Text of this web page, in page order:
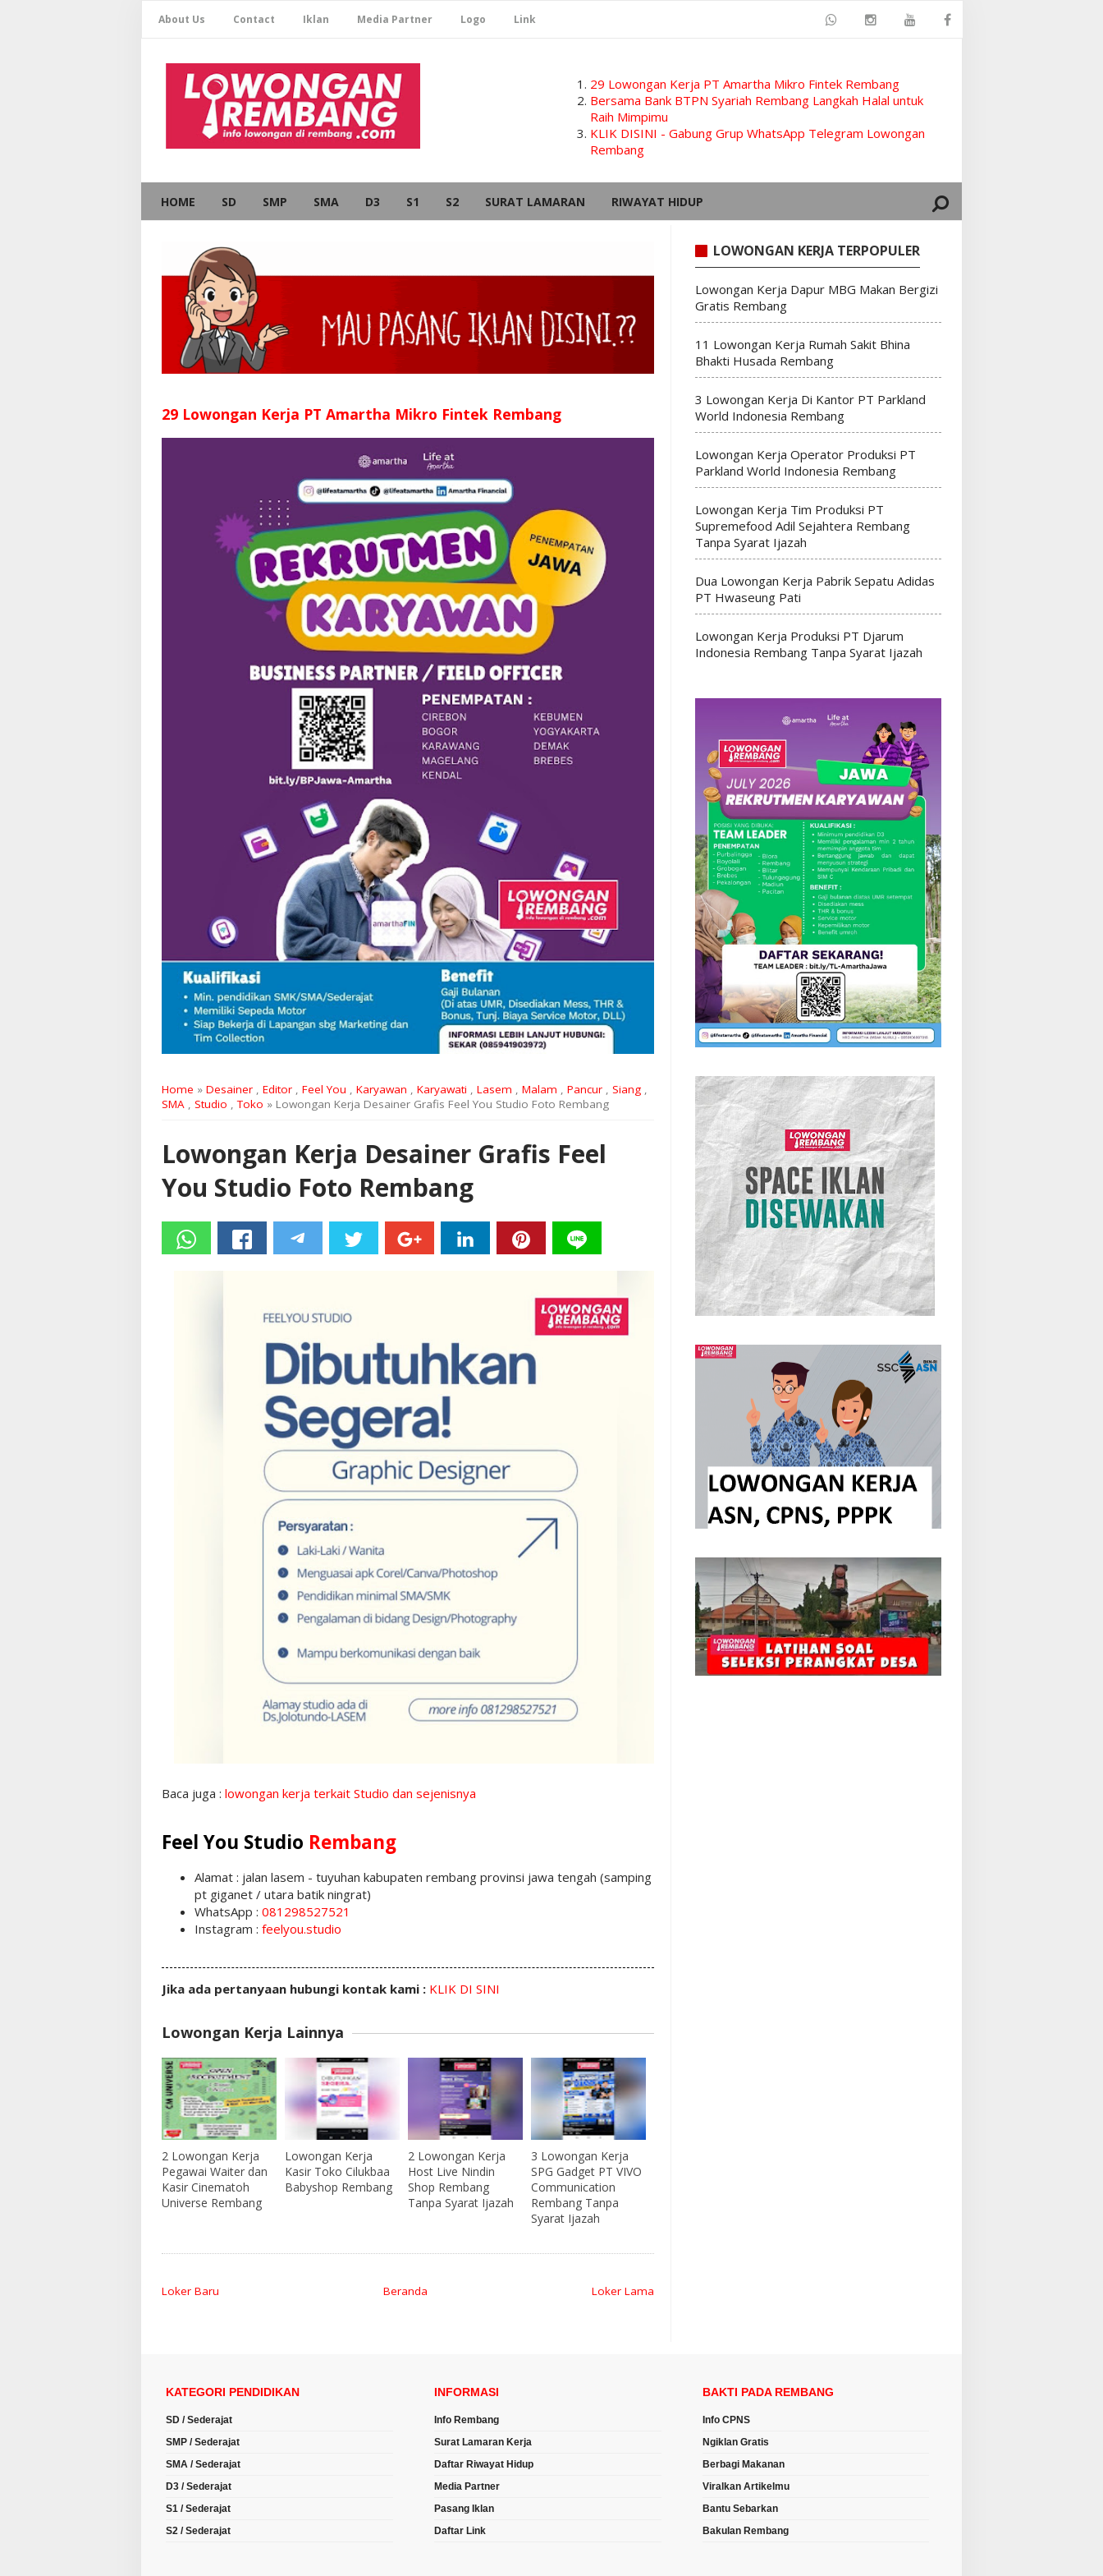
About Us Contact Iklan Media Partner Logo Link
29 Lowongan Kerja PT Amartha Mikro Fintek Rembang
Bersama Bank BTPN Syariah Rembang Langkah Halal untuk
Raih Mimpimu
KLIK DISINI - Gabung Grup WhatsApp Telegram Lowongan
Rembang
HOME SD SMP SMA D3 S1 S2 SURAT LAMARAN RIWAYAT HIDUP
29 Lowongan Kerja PT Amartha Mikro Fintek Rembang
Home » Desainer , Editor , Feel You , Karyawan , Karyawati , Lasem , Malam , Pancur , Siang ,
SMA , Studio ,Toko » Lowongan Kerja Desainer Grafis Feel You Studio Foto Rembang
Lowongan Kerja Desainer Grafis Feel
You Studio Foto Rembang
Baca juga : lowongan kerja terkait Studio dan sejenisnya
Feel You Studio Rembang
Alamat : jalan lasem - tuyuhan kabupaten rembang provinsi jawa tengah (samping
pt giganet / utara batik ningrat)
WhatsApp : 081298527521
Instagram : feelyou.studio
Jika ada pertanyaan hubungi kontak kami : KLIK DI SINI
Lowongan Kerja Lainnya
2 Lowongan Kerja
Pegawai Waiter dan
Kasir Cinematoh
Universe Rembang
Lowongan Kerja
Kasir Toko Cilukbaa
Babyshop Rembang
2 Lowongan Kerja
Host Live Nindin
Shop Rembang
Tanpa Syarat Ijazah
3 Lowongan Kerja
SPG Gadget PT VIVO
Communication
Rembang Tanpa
Syarat Ijazah
Loker Baru Loker Lama
Beranda
LOWONGAN KERJA TERPOPULER
Lowongan Kerja Dapur MBG Makan Bergizi
Gratis Rembang
11 Lowongan Kerja Rumah Sakit Bhina
Bhakti Husada Rembang
3 Lowongan Kerja Di Kantor PT Parkland
World Indonesia Rembang
Lowongan Kerja Operator Produksi PT
Parkland World Indonesia Rembang
Lowongan Kerja Tim Produksi PT
Supremefood Adil Sejahtera Rembang
Tanpa Syarat Ijazah
Dua Lowongan Kerja Pabrik Sepatu Adidas
PT Hwaseung Pati
Lowongan Kerja Produksi PT Djarum
Indonesia Rembang Tanpa Syarat Ijazah
KATEGORI PENDIDIKAN
SD / Sederajat
SMP / Sederajat
SMA / Sederajat
D3 / Sederajat
S1 / Sederajat
S2 / Sederajat
INFORMASI
Info Rembang
Surat Lamaran Kerja
Daftar Riwayat Hidup
Media Partner
Pasang Iklan
Daftar Link
BAKTI PADA REMBANG
Info CPNS
Ngiklan Gratis
Berbagi Makanan
Viralkan Artikelmu
Bantu Sebarkan
Bakulan Rembang